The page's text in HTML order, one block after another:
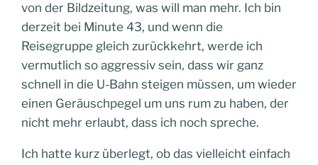
von der Bildzeitung, was will man mehr. Ich bin
derzeit bei Minute 43, und wenn die
Reisegruppe gleich zurückkehrt, werde ich
vermutlich so aggressiv sein, dass wir ganz
schnell in die U-Bahn steigen müssen, um wieder
einen Geräuschpegel um uns rum zu haben, der
nicht mehr erlaubt, dass ich noch spreche.
Ich hatte kurz überlegt, ob das vielleicht einfach